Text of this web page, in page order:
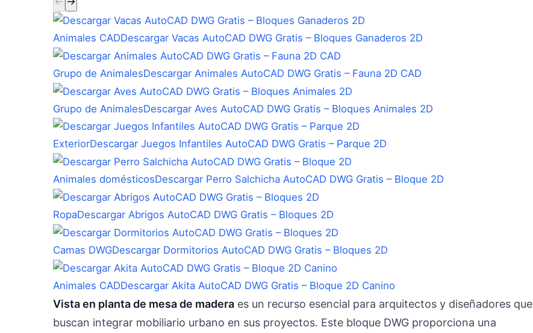
Animales CADDescargar Vacas AutoCAD DWG Gratis – Bloques Ganaderos 2D
Grupo de AnimalesDescargar Animales AutoCAD DWG Gratis – Fauna 2D CAD
Grupo de AnimalesDescargar Aves AutoCAD DWG Gratis – Bloques Animales 2D
ExteriorDescargar Juegos Infantiles AutoCAD DWG Gratis – Parque 2D
Animales domésticosDescargar Perro Salchicha AutoCAD DWG Gratis – Bloque 2D
RopaDescargar Abrigos AutoCAD DWG Gratis – Bloques 2D
Camas DWGDescargar Dormitorios AutoCAD DWG Gratis – Bloques 2D
Animales CADDescargar Akita AutoCAD DWG Gratis – Bloque 2D Canino
Vista en planta de mesa de madera es un recurso esencial para arquitectos y diseñadores que
buscan integrar mobiliario urbano en sus proyectos. Este bloque DWG proporciona una